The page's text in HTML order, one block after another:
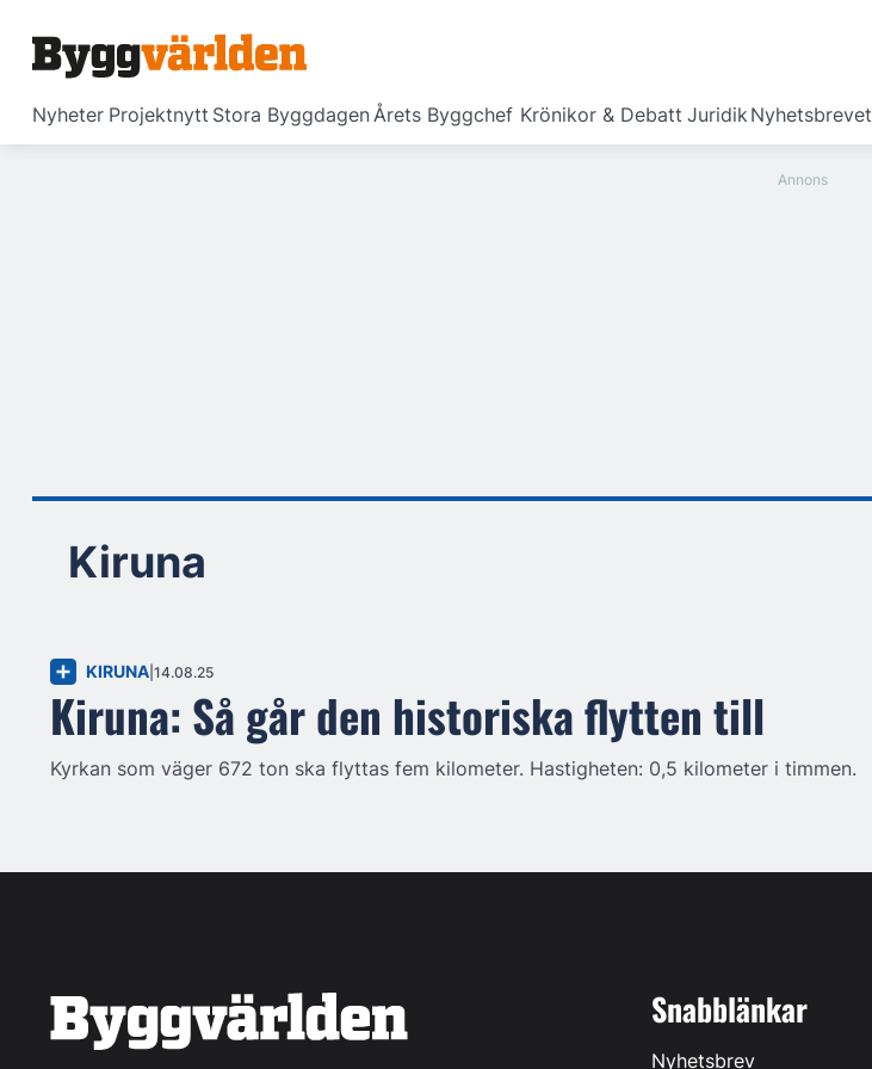
Nyheter Projektnytt Stora ByggdagenÅrets Byggchef Krönikor & Debatt JuridikNyhetsbrevet
Kiruna
KIRUNA 14.08.25
Kiruna: Så går den historiska flytten till
Kyrkan som väger 672 ton ska flyttas fem kilometer. Hastigheten: 0,5 kilometer i timmen.
Snabblänkar
Nyhetsbrev